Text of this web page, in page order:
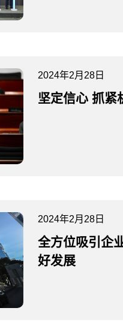
2024年2月28日
坚定信心 抓紧
2024年2月28日
全方位吸引企
好发展